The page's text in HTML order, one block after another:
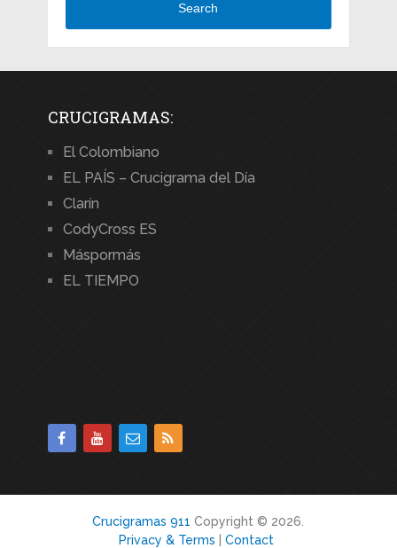
Search
CRUCIGRAMAS:
El Colombiano
EL PAÍS – Crucigrama del Día
Clarín
CodyCross ES
Máspormás
EL TIEMPO
Crucigramas 911 Copyright © 2026.
Privacy & Terms |Contact